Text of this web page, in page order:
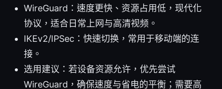
WireGuard：速度更快、资源占用低，现代化
协议，适合日常上网与高清视频。
IKEv2/IPSec：快速切换，常用于移动端的连
接。
选用建议：若设备资源允许，优先尝试
WireGuard，确保速度与省电的平衡；需要高